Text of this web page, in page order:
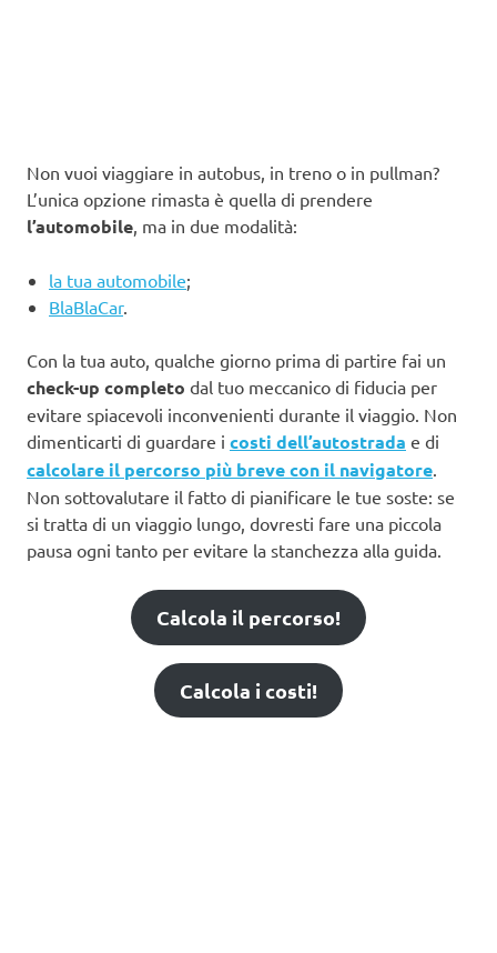
Non vuoi viaggiare in autobus, in treno o in pullman?
L’unica opzione rimasta è quella di prendere
l’automobile, ma in due modalità:
la tua automobile;
BlaBlaCar.
Con la tua auto, qualche giorno prima di partire fai un
check-up completo dal tuo meccanico di fiducia per
evitare spiacevoli inconvenienti durante il viaggio. Non
dimenticarti di guardare i costi dell’autostrada e di
calcolare il percorso più breve con il navigatore.
Non sottovalutare il fatto di pianificare le tue soste: se
si tratta di un viaggio lungo, dovresti fare una piccola
pausa ogni tanto per evitare la stanchezza alla guida.
Calcola il percorso!
Calcola i costi!